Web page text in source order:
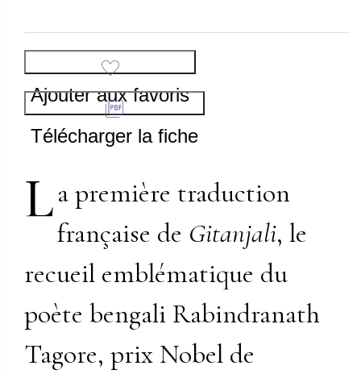
Ajouter aux favoris
Télécharger la fiche
La première traduction
française de Gitanjali, le
recueil emblématique du
poète bengali Rabindranath
Tagore, prix Nobel de